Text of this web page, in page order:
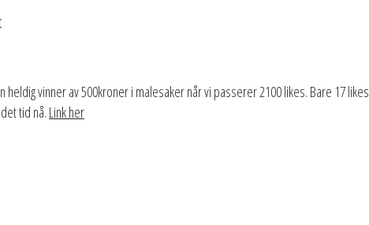
heldig vinner av 500kroner i malesaker når vi passerer 2100 likes. Bare 17 likes
tid nå. Link her